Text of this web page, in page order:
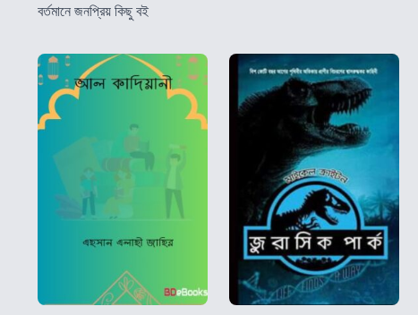
বর্তমানে জনপ্রিয় কিছু বই